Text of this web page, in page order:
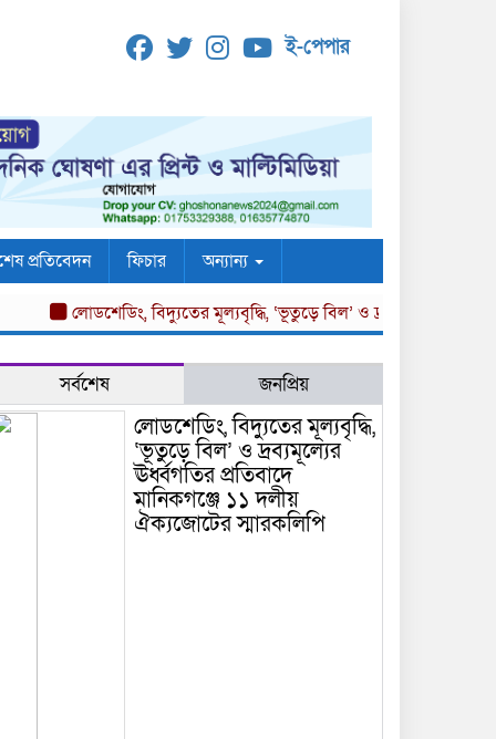
ই-পেপার
প্রতিবেদন ফিচার অন্যান্য
লোডশেডিং, বিদ্যুতের মূল্যবৃদ্ধি, ‘ভূতুড়ে বিল’ ও দ্রব্যমূল্যের ঊর্ধ্বগতির
সর্বশেষ জনপ্রিয়
লোডশেডিং, বিদ্যুতের মূল্যবৃদ্ধি,
‘ভূতুড়ে বিল’ ও দ্রব্যমূল্যের
ঊর্ধ্বগতির প্রতিবাদে
মানিকগঞ্জে ১১ দলীয়
ঐক্যজোটের স্মারকলিপি